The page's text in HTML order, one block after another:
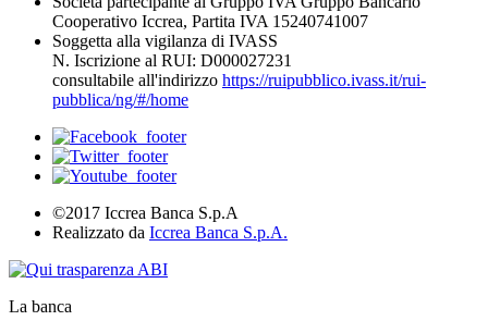
Cooperativo Iccrea, Partita IVA 15240741007
Soggetta alla vigilanza di IVASS
N. Iscrizione al RUI: D000027231
consultabile all'indirizzo https://ruipubblico.ivass.it/rui-
pubblica/ng/#/home
©2017 Iccrea Banca S.p.A
Realizzato da Iccrea Banca S.p.A.
La banca